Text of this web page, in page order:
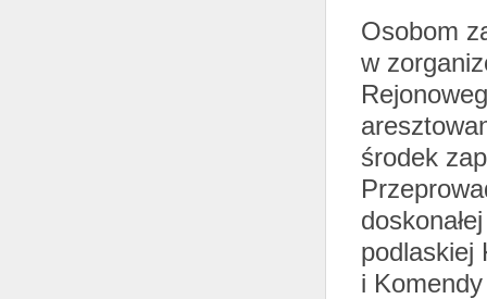
Osobom
w
środek
podlaskiej
i